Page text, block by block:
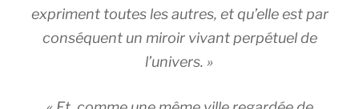
expriment toutes les autres, et qu’elle est par
conséquent un miroir vivant perpétuel de
l’univers. »